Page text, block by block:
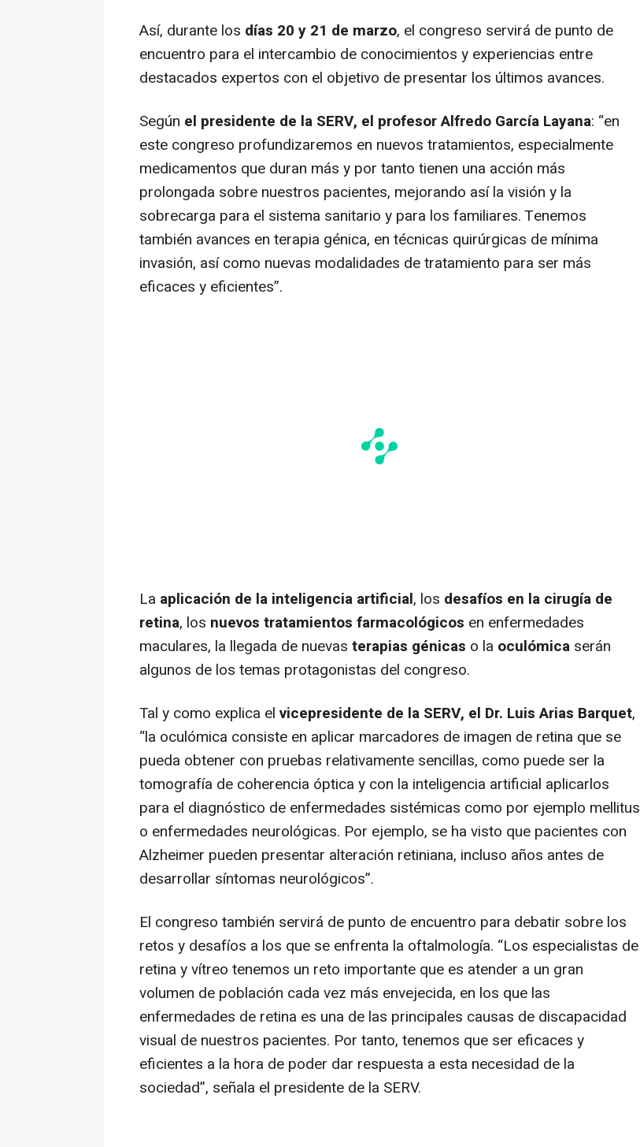
Así, durante los días 20 y 21 de marzo, el congreso servirá de punto de
encuentro para el intercambio de conocimientos y experiencias entre
destacados expertos con el objetivo de presentar los últimos avances.
Según el presidente de la SERV, el profesor Alfredo García Layana: “en
este congreso profundizaremos en nuevos tratamientos, especialmente
medicamentos que duran más y por tanto tienen una acción más
prolongada sobre nuestros pacientes, mejorando así la visión y la
sobrecarga para el sistema sanitario y para los familiares. Tenemos
también avances en terapia génica, en técnicas quirúrgicas de mínima
invasión, así como nuevas modalidades de tratamiento para ser más
eficaces y eficientes”.
La aplicación de la inteligencia artificial, los desafíos en la cirugía de
retina, los nuevos tratamientos farmacológicos en enfermedades
maculares, la llegada de nuevas terapias génicas o la oculómica serán
algunos de los temas protagonistas del congreso.
Tal y como explica el vicepresidente de la SERV, el Dr. Luis Arias Barquet,
“la oculómica consiste en aplicar marcadores de imagen de retina que se
pueda obtener con pruebas relativamente sencillas, como puede ser la
tomografía de coherencia óptica y con la inteligencia artificial aplicarlos
para el diagnóstico de enfermedades sistémicas como por ejemplo mellitus
o enfermedades neurológicas. Por ejemplo, se ha visto que pacientes con
Alzheimer pueden presentar alteración retiniana, incluso años antes de
desarrollar síntomas neurológicos”.
El congreso también servirá de punto de encuentro para debatir sobre los
retos y desafíos a los que se enfrenta la oftalmología. “Los especialistas de
retina y vítreo tenemos un reto importante que es atender a un gran
volumen de población cada vez más envejecida, en los que las
enfermedades de retina es una de las principales causas de discapacidad
visual de nuestros pacientes. Por tanto, tenemos que ser eficaces y
eficientes a la hora de poder dar respuesta a esta necesidad de la
sociedad”, señala el presidente de la SERV.